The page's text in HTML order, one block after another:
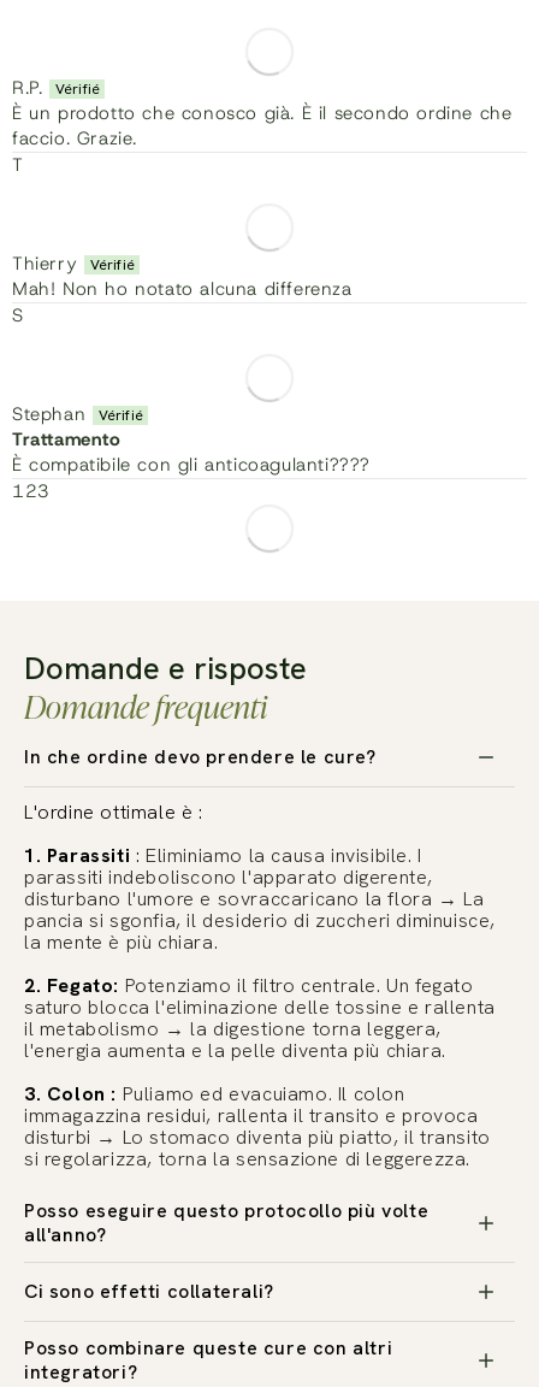
R.P.
È un prodotto che conosco già. È il secondo ordine che
faccio. Grazie.
T
Thierry
Mah! Non ho notato alcuna differenza
S
Stephan
Trattamento
È compatibile con gli anticoagulanti????
123
Domande e risposte
Domande frequenti
In che ordine devo prendere le cure?
L'ordine ottimale è :
1. Parassiti : Eliminiamo la causa invisibile. I
parassiti indeboliscono l'apparato digerente,
disturbano l'umore e sovraccaricano la flora → La
pancia si sgonfia, il desiderio di zuccheri diminuisce,
la mente è più chiara.
2. Fegato: Potenziamo il filtro centrale. Un fegato
saturo blocca l'eliminazione delle tossine e rallenta
il metabolismo → la digestione torna leggera,
l'energia aumenta e la pelle diventa più chiara.
3. Colon : Puliamo ed evacuiamo. Il colon
immagazzina residui, rallenta il transito e provoca
disturbi → Lo stomaco diventa più piatto, il transito
si regolarizza, torna la sensazione di leggerezza.
Posso eseguire questo protocollo più volte
all'anno?
Ci sono effetti collaterali?
Posso combinare queste cure con altri
integratori?